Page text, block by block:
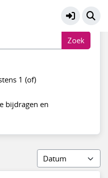
Meer
1 (of)
bijdragen en